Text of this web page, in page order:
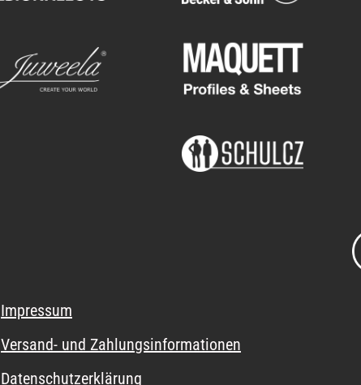
Impressum
Versand- und Zahlungsinformationen
Datenschutzerklärung